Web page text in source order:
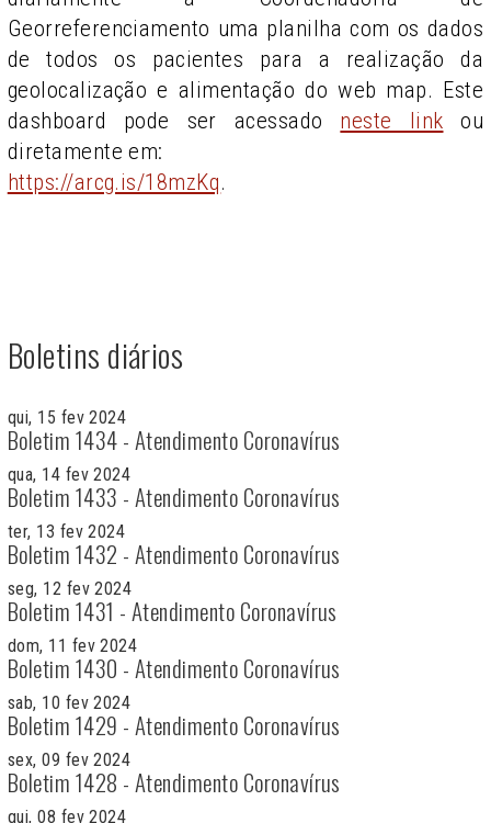
Georreferenciamento uma planilha com os dados
de todos os pacientes para a realização da
geolocalização e alimentação do web map. Este
dashboard pode ser acessado neste link ou
diretamente em:
https://arcg.is/18mzKq.
Boletins diários
qui, 15 fev 2024
Boletim 1434 - Atendimento Coronavírus
qua, 14 fev 2024
Boletim 1433 - Atendimento Coronavírus
ter, 13 fev 2024
Boletim 1432 - Atendimento Coronavírus
seg, 12 fev 2024
Boletim 1431 - Atendimento Coronavírus
dom, 11 fev 2024
Boletim 1430 - Atendimento Coronavírus
sab, 10 fev 2024
Boletim 1429 - Atendimento Coronavírus
sex, 09 fev 2024
Boletim 1428 - Atendimento Coronavírus
qui, 08 fev 2024